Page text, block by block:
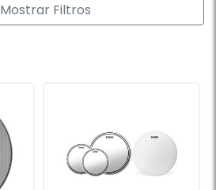
Mostrar Filtros